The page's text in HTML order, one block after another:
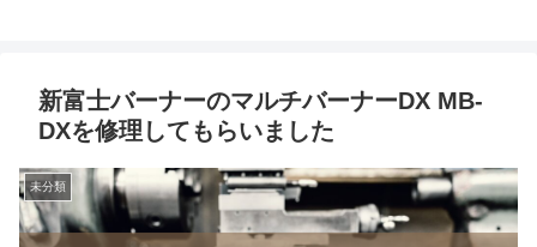
新富士バーナーのマルチバーナーDX MB-
DXを修理してもらいました
未分類